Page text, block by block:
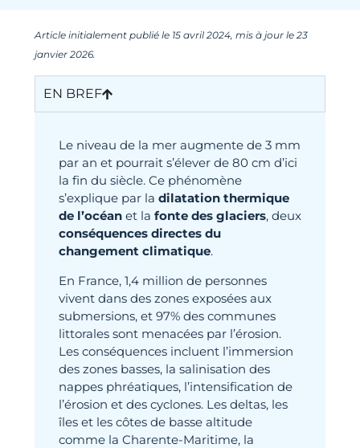
Article initialement publié le 15 avril 2024, mis à jour le 23
janvier 2026.
EN BREF
Le niveau de la mer augmente de 3 mm
par an et pourrait s’élever de 80 cm d’ici
la fin du siècle. Ce phénomène
s’explique par la dilatation thermique
de l’océanet la fonte des glaciers, deux
conséquences directes du
changement climatique.
En France, 1,4 million de personnes
vivent dans des zones exposées aux
submersions, et 97% des communes
littorales sont menacées par l’érosion.
Les conséquences incluent l’immersion
des zones basses, la salinisation des
nappes phréatiques, l’intensification de
l’érosion et des cyclones. Les deltas, les
îles et les côtes de basse altitude
comme la Charente-Maritime, la